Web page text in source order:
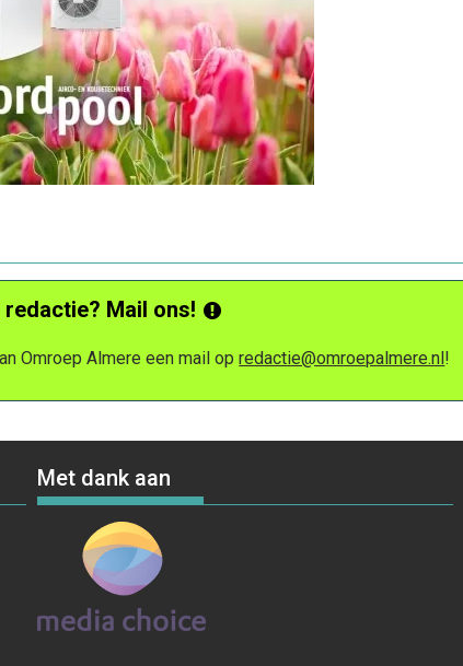
Mail ons!
Omroep Almere een mail opredactie@omroepalmere.nl!
Met dank aan